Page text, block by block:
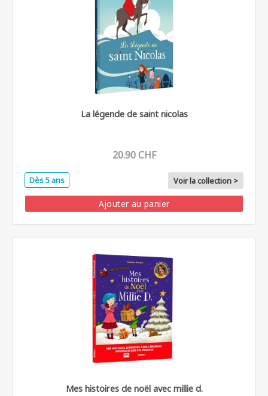
La légende de saint nicolas
20.90 CHF
Dès 5 ans Voir la collection >
Ajouter au panier
Mes histoires de noël avec millie d.